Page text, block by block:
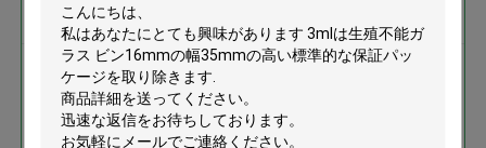
3mlは生殖不能ガラス ビン16mm
の幅35mmの高い標準的な保証パ
ッケージを取り除きます